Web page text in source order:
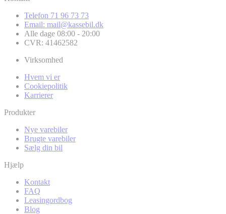
Telefon 71 96 73 73
Email: mail@kassebil.dk
Alle dage 08:00 - 20:00
CVR: 41462582
Virksomhed
Hvem vi er
Cookiepolitik
Karrierer
Produkter
Nye varebiler
Brugte varebiler
Sælg din bil
Hjælp
Kontakt
FAQ
Leasingordbog
Blog